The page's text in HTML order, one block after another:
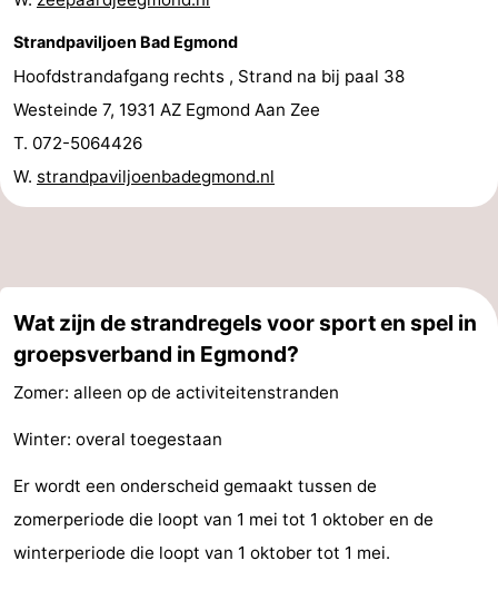
Strandpaviljoen Bad Egmond
Hoofdstrandafgang rechts , Strand na bij paal 38
Westeinde 7, 1931 AZ Egmond Aan Zee
T. 072-5064426
W. strandpaviljoenbadegmond.nl
Wat zijn de strandregels voor sport en spel in
groepsverband in Egmond?
Zomer: alleen op de activiteitenstranden
Winter: overal toegestaan
Er wordt een onderscheid gemaakt tussen de
zomerperiode die loopt van 1 mei tot 1 oktober en de
winterperiode die loopt van 1 oktober tot 1 mei.